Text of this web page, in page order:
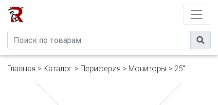
Главная > Каталог > Периферия > Мониторы > 25"